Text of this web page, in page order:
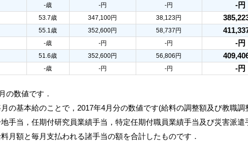
-歳 -円 -円 -円
53.7歳 347,100円 38,123円
55.1歳 352,600円 58,737円
-歳 -円 -円 -円
51.6歳 352,600円 56,806円
-歳 -円 -円 -円
の数値です．
の基本給のことで，2017年4月分の数値です(給料の調整額及び教職調
手当，任期付研究員業績手当，特定任期付職員業績手当及び災害派遣
月額と毎月支払われる諸手当の額を合計したものです．